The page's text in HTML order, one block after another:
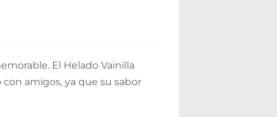
El Helado Vainilla
amigos, ya que su sabor